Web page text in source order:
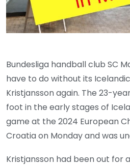
Bundesliga handball club SC
have to do without its
Kristjansson again. The 23-
foot in the early stages of
game at the 2024 European
Croatia on Monday and was
Kristjansson had been out for